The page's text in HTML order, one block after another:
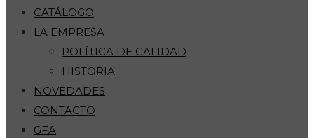
CATÁLOGO
LA EMPRESA
POLÍTICA DE CALIDAD
HISTORIA
NOVEDADES
CONTACTO
GFA